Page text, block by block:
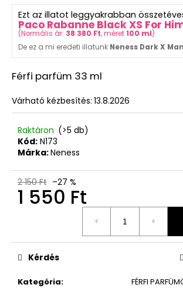
ből
0,0
csillag.
Ezt az illatot leggyakrabban
Paco Rabanne Black XS For
(Normális ár: 38 380 Ft, méret100 ml)
De ez a mi eredeti illatunk Neness Dark X Man
Férfi parfüm 33 ml
Várható kézbesítés: 13.8.2026
Raktáron (>5 db)
Kód: N173
Márka:Neness
2 150 Ft –27 %
1 550 Ft
Kategória:
FÉRFI
Kérdés